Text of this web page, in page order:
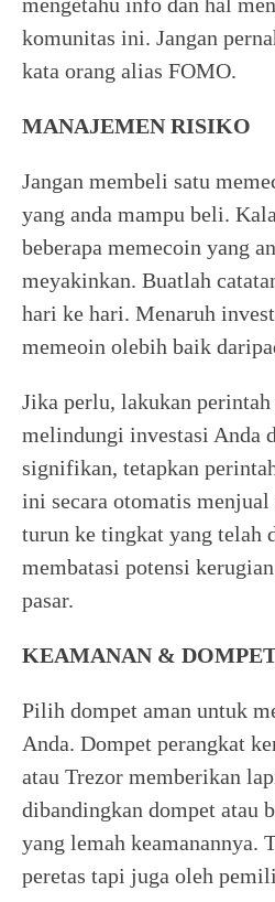
komunitas ini. Jangan
kata orang alias FOMO.
MANAJEMEN RISIKO
Jangan membeli satu
yang anda mampu beli.
beberapa memecoin yang
meyakinkan. Buatlah
hari ke hari. Menaruh
memeoin olebih baik
Jika perlu, lakukan
melindungi investasi Anda
signifikan, tetapkan
ini secara otomatis menjual
turun ke tingkat yang telah
membatasi potensi
pasar.
KEAMANAN &
Pilih dompet aman untuk
Anda. Dompet perangkat
atau Trezor memberikan
dibandingkan dompet atau
yang lemah keamanannya.
peretas tapi juga oleh